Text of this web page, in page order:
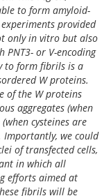
to form amyloid-
provided
only in vitro but also
or V-encoding
to form fibrils is a
W proteins.
of the W proteins
aggregates (when
cysteines are
Importantly, we could
of transfected cells,
in which all
efforts aimed at
fibrils will be